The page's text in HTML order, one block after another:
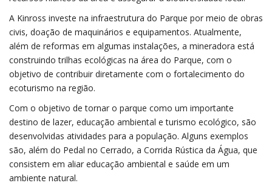
A Kinross investe na infraestrutura do Parque por meio de obras
civis, doação de maquinários e equipamentos. Atualmente,
além de reformas em algumas instalações, a mineradora está
construindo trilhas ecológicas na área do Parque, com o
objetivo de contribuir diretamente com o fortalecimento do
ecoturismo na região.
Com o objetivo de tornar o parque como um importante
destino de lazer, educação ambiental e turismo ecológico, são
desenvolvidas atividades para a população. Alguns exemplos
são, além do Pedal no Cerrado, a Corrida Rústica da Água, que
consistem em aliar educação ambiental e saúde em um
ambiente natural.